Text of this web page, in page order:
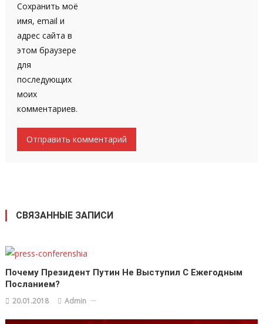
Сохранить моё
имя, email и
адрес сайта в
этом браузере
для
последующих
моих
комментариев.
СВЯЗАННЫЕ ЗАПИСИ
Почему Президент Путин Не Выступил С Ежегодным
Посланием?
20.01.2018 Admin